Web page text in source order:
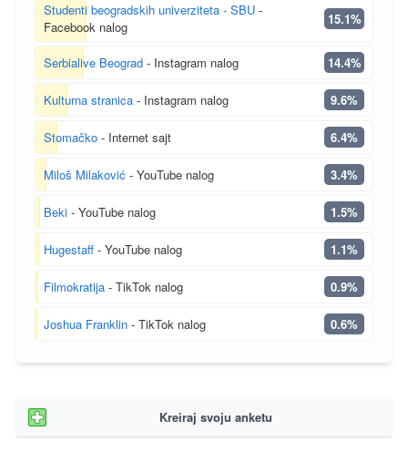
Studenti beogradskih univerziteta - SBU-
Facebook nalog
15.1%
Serbialive Beograd- Instagram nalog 14.4%
Kulturna stranica- Instagram nalog 9.6%
Stomačko- Internet sajt 6.4%
Miloš Milaković - YouTube nalog 3.4%
Beki- YouTube nalog 1.5%
Hugestaff- YouTube nalog 1.1%
Filmokratija- TikTok nalog 0.9%
Joshua Franklin- TikTok nalog 0.6%
Kreiraj svoju anketu